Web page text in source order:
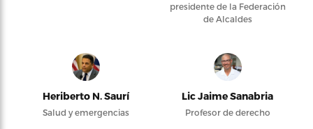
presidente de la Federación
de Alcaldes
Heriberto N. Saurí
Salud y emergencias
Lic Jaime Sanabria
Profesor de derecho